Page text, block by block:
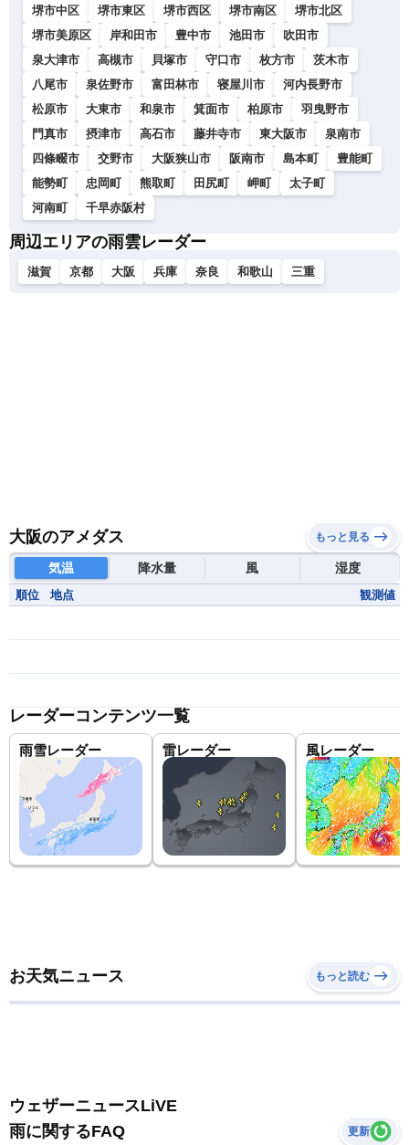
堺市中区
堺市東区 堺市西区 堺市南区
堺市北区
堺市美原区
岸和田市 豊中市 池田市
吹田市
泉大津市
高槻市 貝塚市 守口市 枚方市
茨木市
八尾市
泉佐野市 富田林市 寝屋川市
河内長野市
松原市
大東市 和泉市 箕面市 柏原市
羽曳野市
門真市
摂津市 高石市 藤井寺市 東大阪市
泉南市
四條畷市
交野市 大阪狭山市 阪南市 島本町
豊能町
能勢町
忠岡町 熊取町 田尻町 岬町
太子町
河南町
千早赤阪村
周辺エリアの雨雲レーダー
滋賀 京都 大阪 兵庫 奈良 和歌山 三重
大阪のアメダス もっと見る
気温 降水量 風 湿度
順位 地点 観測値
レーダーコンテンツ一覧
雨雪レーダー 雷レーダー 風レーダー
お天気ニュース もっと読む
ウェザーニュースLiVE
雨に関するFAQ
更新